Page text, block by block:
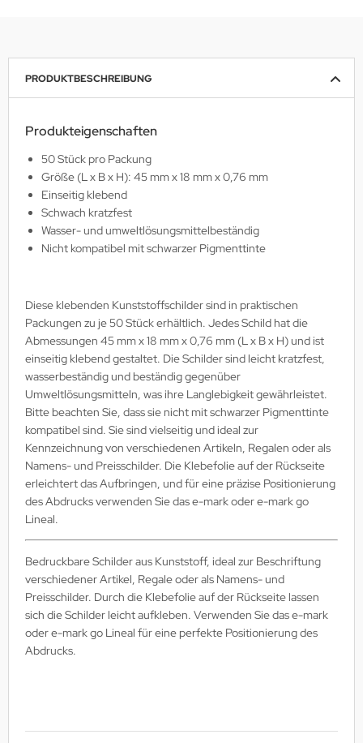
PRODUKTBESCHREIBUNG
Produkteigenschaften
50 Stück pro Packung
Größe (L x B x H): 45 mm x 18 mm x 0,76 mm
Einseitig klebend
Schwach kratzfest
Wasser- und umweltlösungsmittelbeständig
Nicht kompatibel mit schwarzer Pigmenttinte
Diese klebenden Kunststoffschilder sind in praktischen
Packungen zu je 50 Stück erhältlich. Jedes Schild hat die
Abmessungen 45 mm x 18 mm x 0,76 mm (L x B x H) und ist
einseitig klebend gestaltet. Die Schilder sind leicht kratzfest,
wasserbeständig und beständig gegenüber
Umweltlösungsmitteln, was ihre Langlebigkeit gewährleistet.
Bitte beachten Sie, dass sie nicht mit schwarzer Pigmenttinte
kompatibel sind. Sie sind vielseitig und ideal zur
Kennzeichnung von verschiedenen Artikeln, Regalen oder als
Namens- und Preisschilder. Die Klebefolie auf der Rückseite
erleichtert das Aufbringen, und für eine präzise Positionierung
des Abdrucks verwenden Sie das e-mark oder e-mark go
Lineal.
Bedruckbare Schilder aus Kunststoff, ideal zur Beschriftung
verschiedener Artikel, Regale oder als Namens- und
Preisschilder. Durch die Klebefolie auf der Rückseite lassen
sich die Schilder leicht aufkleben. Verwenden Sie das e-mark
oder e-mark go Lineal für eine perfekte Positionierung des
Abdrucks.